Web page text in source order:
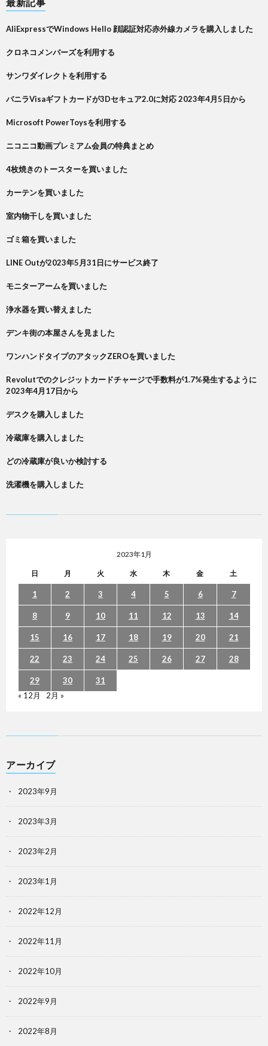
AliExpressでWindows Hello 顔認証対応赤外線カメラを購入しました
クロネコメンバーズを利用する
サンワダイレクトを利用する
バニラVisaギフトカードが3Dセキュア2.0に対応 2023年4月5日から
Microsoft PowerToysを利用する
ニコニコ動画プレミアム会員の特典まとめ
4枚焼きのトースターを買いました
カーテンを買いました
室内物干しを買いました
ゴミ箱を買いました
LINE Outが2023年5月31日にサービス終了
モニターアームを買いました
浄水器を買い替えました
デンキ街の本屋さんを見ました
ワンハンドタイプのアタックZEROを買いました
Revolutでのクレジットカードチャージで手数料が1.7%発生するように
2023年4月17日から
デスクを購入しました
冷蔵庫を購入しました
どの冷蔵庫が良いか検討する
洗濯機を購入しました
2023年1月
日 月 火 水 木 金 土
1 2 3 4 5 6 7
8 9 10 11 12 13 14
15 16 17 18 19 20 21
22 23 24 25 26 27 28
29 30
31
« 12月
2月 »
アーカイブ
2023年9月
2023年3月
2023年2月
2023年1月
2022年12月
2022年11月
2022年10月
2022年9月
2022年8月